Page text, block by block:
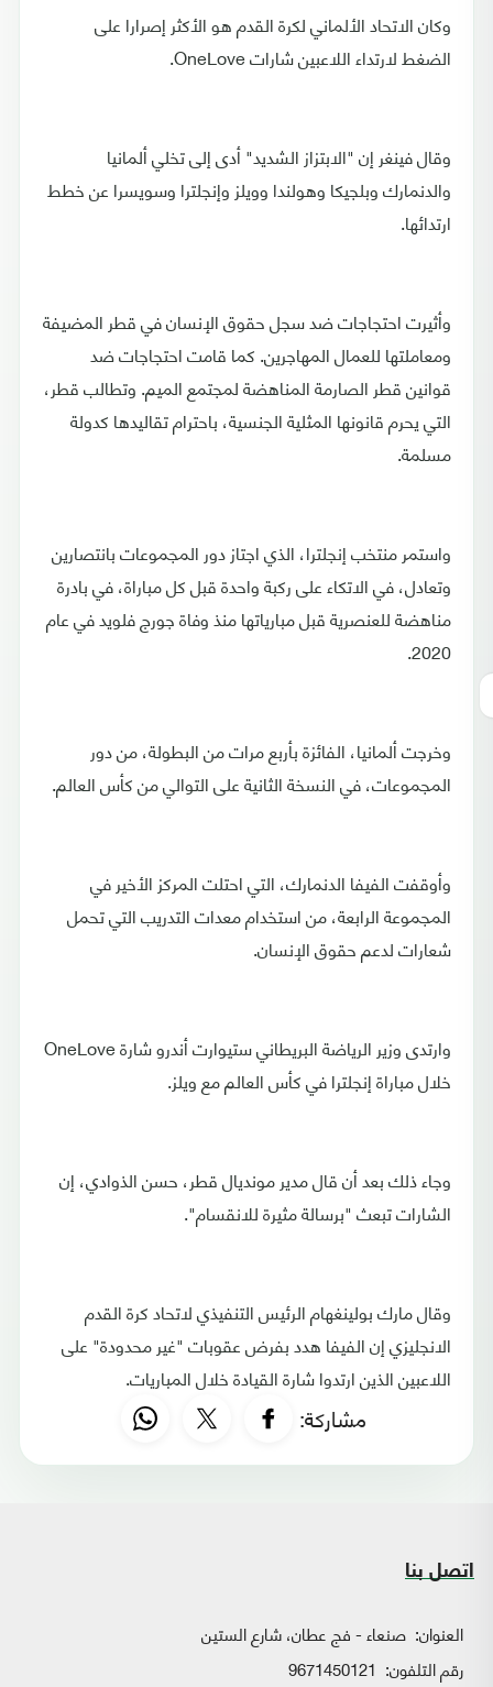
وكان الاتحاد الألماني لكرة القدم هو الأكثر إصرارا على
الضغط لارتداء اللاعبين شارات OneLove.
وقال فينغر إن "الابتزاز الشديد" أدى إلى تخلي ألمانيا
والدنمارك وبلجيكا وهولندا وويلز وإنجلترا وسويسرا عن خطط
ارتدائها.
وأثيرت احتجاجات ضد سجل حقوق الإنسان في قطر المضيفة
ومعاملتها للعمال المهاجرين. كما قامت احتجاجات ضد
قوانين قطر الصارمة المناهضة لمجتمع الميم. وتطالب قطر،
التي يحرم قانونها المثلية الجنسية، باحترام تقاليدها كدولة
مسلمة.
واستمر منتخب إنجلترا، الذي اجتاز دور المجموعات بانتصارين
وتعادل، في الاتكاء على ركبة واحدة قبل كل مباراة، في بادرة
مناهضة للعنصرية قبل مبارياتها منذ وفاة جورج فلويد في عام
2020.
وخرجت ألمانيا، الفائزة بأربع مرات من البطولة، من دور
المجموعات، في النسخة الثانية على التوالي من كأس العالم.
وأوقفت الفيفا الدنمارك، التي احتلت المركز الأخير في
المجموعة الرابعة، من استخدام معدات التدريب التي تحمل
شعارات لدعم حقوق الإنسان.
وارتدى وزير الرياضة البريطاني ستيوارت أندرو شارة OneLove
خلال مباراة إنجلترا في كأس العالم مع ويلز.
وجاء ذلك بعد أن قال مدير مونديال قطر، حسن الذوادي، إن
الشارات تبعث "برسالة مثيرة للانقسام".
وقال مارك بولينغهام الرئيس التنفيذي لاتحاد كرة القدم
الانجليزي إن الفيفا هدد بفرض عقوبات "غير محدودة" على
اللاعبين الذين ارتدوا شارة القيادة خلال المباريات.
مشاركة:
اتصل بنا
العنوان: صنعاء - فج عطان، شارع الستين
رقم التلفون: 9671450121